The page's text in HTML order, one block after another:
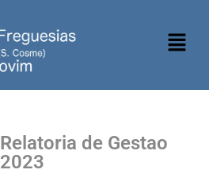
Relatoria de Gestao
2023